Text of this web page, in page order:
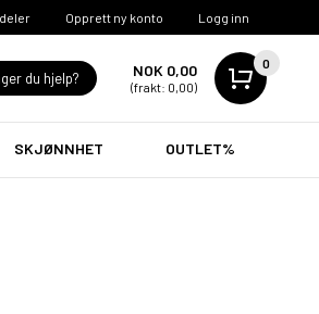
Opprett ny konto Logg inn
du hjelp? NOK 0,00
(frakt: 0,00)
0
SKJØNNHET OUTLET%